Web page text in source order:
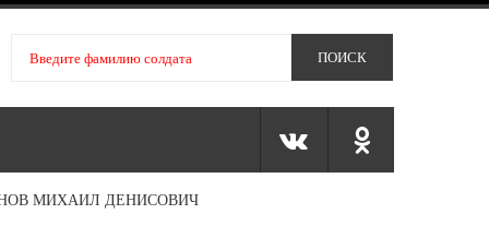
МИХАИЛ ДЕНИСОВИЧ